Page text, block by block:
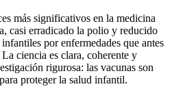
más significativos en la medicina
casi erradicado la polio y reducido
por enfermedades que antes
ciencia es clara, coherente y
rigurosa: las vacunas son
proteger la salud infantil.